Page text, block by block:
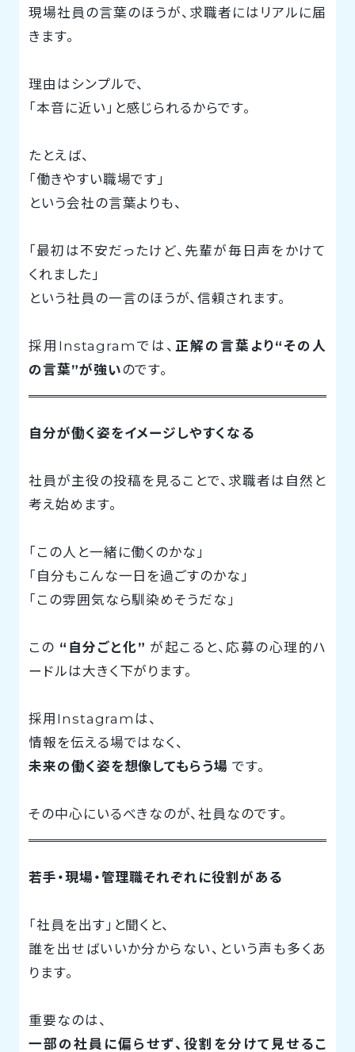
現場社員の言葉のほうが、求職者にはリアルに届
きます。
理由はシンプルで、
「本音に近い」と感じられるからです。
たとえば、
「働きやすい職場です」
という会社の言葉よりも、
「最初は不安だったけど、先輩が毎日声をかけて
くれました」
という社員の一言のほうが、信頼されます。
採用Instagramでは、 正解の言葉より“その人
の言葉”が強いのです。
自分が働く姿をイメージしやすくなる
社員が主役の投稿を見ることで、求職者は自然と
考え始めます。
「この人と一緒に働くのかな」
「自分もこんな一日を過ごすのかな」
「この雰囲気なら馴染めそうだな」
この “自分ごと化” が起こると、応募の心理的ハ
ードルは大きく下がります。
採用Instagramは、
情報を伝える場ではなく、
未来の働く姿を想像してもらう場 です。
その中心にいるべきなのが、社員なのです。
若手・現場・管理職それぞれに役割がある
「社員を出す」と聞くと、
誰を出せばいいか分からない、という声も多くあ
ります。
重要なのは、
一部の社員に偏らせず、役割を分けて見せるこ